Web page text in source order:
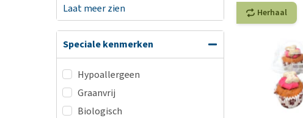
Laat meer zien
Speciale kenmerken
Hypoallergeen
Graanvrij
Biologisch
Herhaal